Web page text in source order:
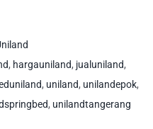
, hargauniland, jualuniland,
, uniland, unilandepok,
, unilandtangerang